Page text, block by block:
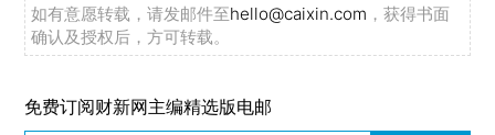
如有意愿转载，请发邮件至hello@caixin.com ，获得书面
确认及授权后，方可转载。
免费订阅财新网主编精选版电邮